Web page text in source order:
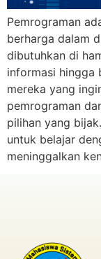
Pemrograman
berharga dalam
dibutuhkan di
informasi hingga
mereka yang
pemrograman
pilihan yang
untuk belajar
meninggalkan